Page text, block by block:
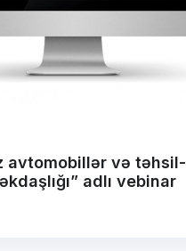
avtomobillər və təhsil-
adlı vebinar